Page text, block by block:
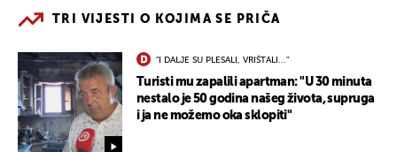
TRI VIJESTI O KOJIMA SE PRIČA
"I DALJE SU PLESALI, VRIŠTALI..."
Turisti mu zapalili apartman: "U 30 minuta
nestalo je 50 godina našeg života, supruga
i ja ne možemo oka sklopiti"